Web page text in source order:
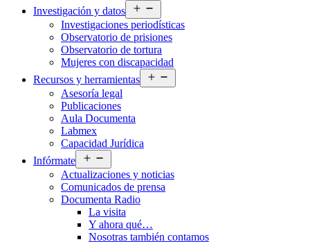
Investigación y datos
el
menú
Investigaciones periodísticas
Observatorio de prisiones
Observatorio de tortura
Mujeres con discapacidad
Recursos y herramientas
el
Asesoría legal
Publicaciones
Aula Documenta
Labmex
Capacidad Jurídica
Infórmate
el
menú
Actualizaciones y noticias
Comunicados de prensa
Documenta Radio
La visita
Y ahora qué…
Nosotras también contamos